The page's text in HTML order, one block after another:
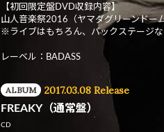
【初回限定盤DVD収録内容】
山人音楽祭2016（ヤマダグリーンドー
※ライブはもちろん、バックステージ
レーベル：BADASS
ALBUM 2017.03.08 Release
FREAKY（通常盤）
CD